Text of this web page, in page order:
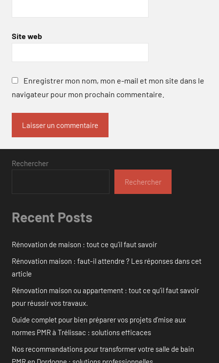
Site web
Enregistrer mon nom, mon e-mail et mon site dans le
navigateur pour mon prochain commentaire.
Rechercher
Rechercher
Recent Posts
Rénovation de maison : tout ce qu’il faut savoir
Rénovation maison : faut-il attendre ? Les réponses dans cet
article
Rénovation maison ou appartement : tout ce qu’il faut savoir
pour réussir vos travaux.
Guide complet pour bien préparer vos projets d’mise aux
normes PMR à Trélissac : solutions efficaces
Nos recommandations pour transformer votre salle de bain